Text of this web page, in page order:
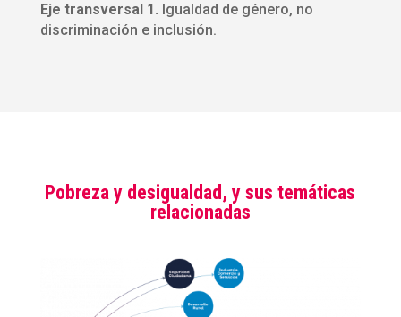
Eje transversal 1. Igualdad de género, no
discriminación e inclusión.
Pobreza y desigualdad, y sus temáticas
relacionadas